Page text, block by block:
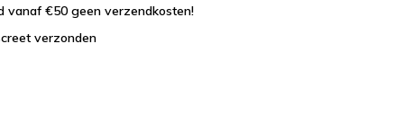
vanaf €50 geen verzendkosten!
verzonden